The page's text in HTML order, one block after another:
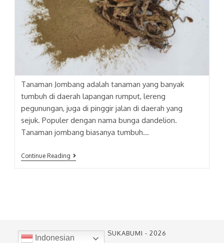
Tanaman Jombang adalah tanaman yang banyak
tumbuh di daerah lapangan rumput, lereng
pegunungan, juga di pinggir jalan di daerah yang
sejuk. Populer dengan nama bunga dandelion.
Tanaman jombang biasanya tumbuh…
Continue Reading JOMBANG
(TARAXACUM
PT. SARI ALAM SUKABUMI - 2026
Indonesian